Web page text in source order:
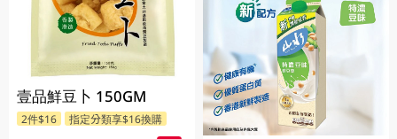
壹品鮮豆卜 150GM
2件$16 指定分類享$16換購